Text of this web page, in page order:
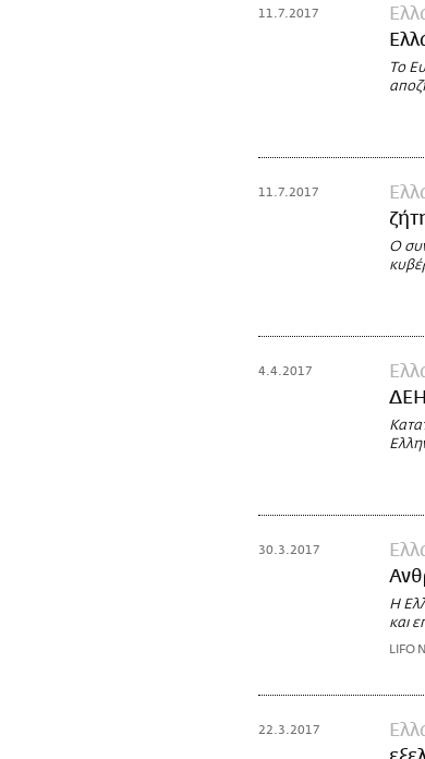
11.7.2017
Το
11.7.2017
Ο
4.4.2017
30.3.2017
Η
και
LIFO
22.3.2017